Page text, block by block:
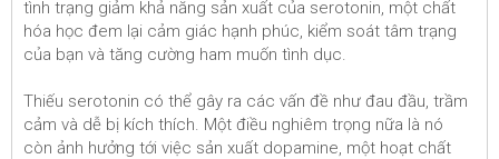
tình trạng giảm khả năng sản xuất của serotonin, một chất
hóa học đem lại cảm giác hạnh phúc, kiểm soát tâm trạng
của bạn và tăng cường ham muốn tình dục.
Thiếu serotonin có thể gây ra các vấn đề như đau đầu, trầm
cảm và dễ bị kích thích. Một điều nghiêm trọng nữa là nó
còn ảnh hưởng tới việc sản xuất dopamine, một hoạt chất